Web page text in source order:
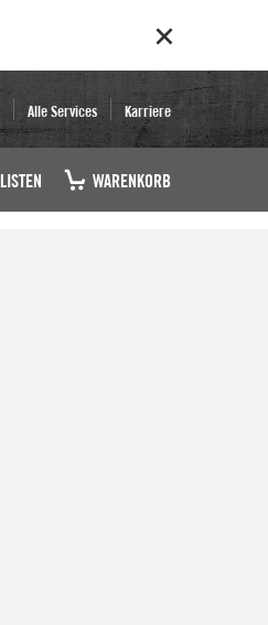
Alle Services Karriere
WARENKORB